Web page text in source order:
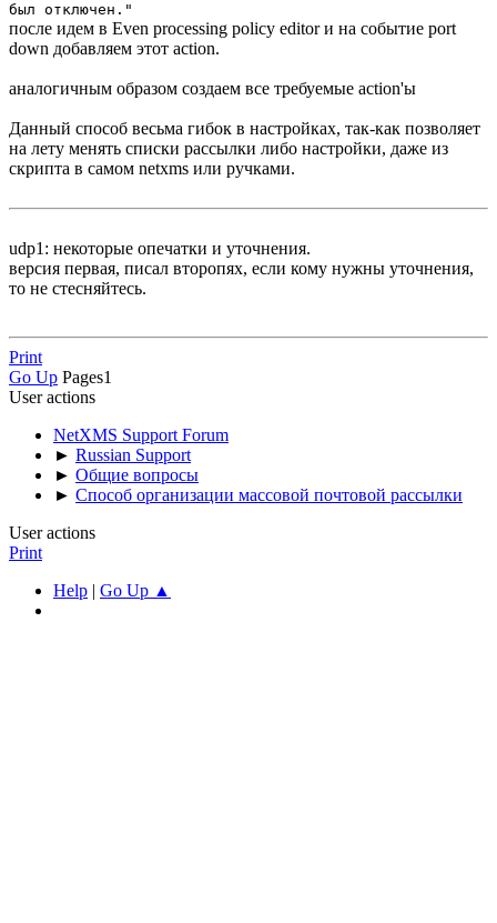
был отключен."
после идем в Even processing policy editor и на событие port
down добавляем этот action.
аналогичным образом создаем все требуемые action'ы
Данный способ весьма гибок в настройках, так-как позволяет
на лету менять списки рассылки либо настройки, даже из
скрипта в самом netxms или ручками.
udp1: некоторые опечатки и уточнения.
версия первая, писал второпях, если кому нужны уточнения,
то не стесняйтесь.
Print
Go Up Pages1
User actions
NetXMS Support Forum
► Russian Support
► Общие вопросы
► Способ организации массовой почтовой рассылки
User actions
Print
Help | Go Up ▲